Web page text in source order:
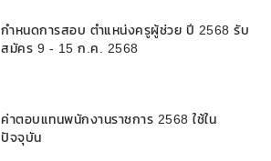
กำหนดการสอบ ตำแหน่งครูผู้ช่วย ปี 2568 รับ
สมัคร 9 - 15 ก.ค. 2568
ค่าตอบแทนพนักงานราชการ 2568 ใช้ใน
ปัจจุบัน